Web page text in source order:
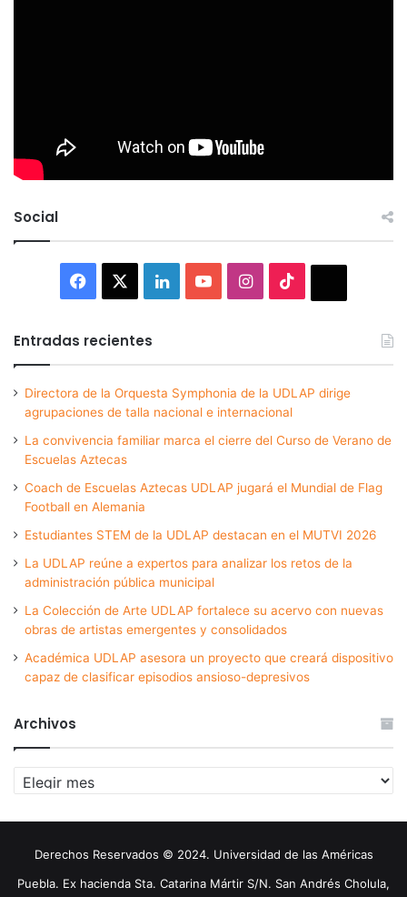
Social
Facebook LinkedInYouTubeInstagram
Entradas recientes
Directora de la Orquesta Symphonia de la UDLAP dirige
agrupaciones de talla nacional e internacional
La convivencia familiar marca el cierre del Curso de Verano de
Escuelas Aztecas
Coach de Escuelas Aztecas UDLAP jugará el Mundial de Flag
Football en Alemania
Estudiantes STEM de la UDLAP destacan en el MUTVI 2026
La UDLAP reúne a expertos para analizar los retos de la
administración pública municipal
La Colección de Arte UDLAP fortalece su acervo con nuevas
obras de artistas emergentes y consolidados
Académica UDLAP asesora un proyecto que creará dispositivo
capaz de clasificar episodios ansioso-depresivos
Archivos
Archivos
Derechos Reservados © 2024. Universidad de las Américas
Puebla. Ex hacienda Sta. Catarina Mártir S/N. San Andrés Cholula,